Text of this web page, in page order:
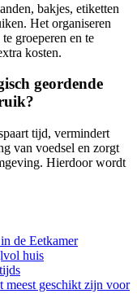
bakjes, etiketten
Het organiseren
groeperen en te
kosten.
geordende
tijd, vermindert
van voedsel en zorgt
Hierdoor wordt
de Eetkamer
huis
meest geschikt zijn voor